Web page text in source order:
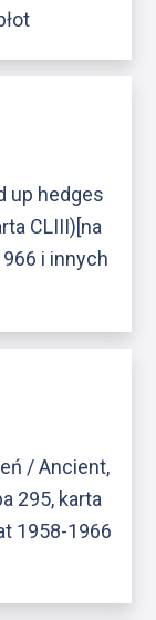
up hedges
CLIII)[na
i innych
/ Ancient,
295, karta
1958-1966